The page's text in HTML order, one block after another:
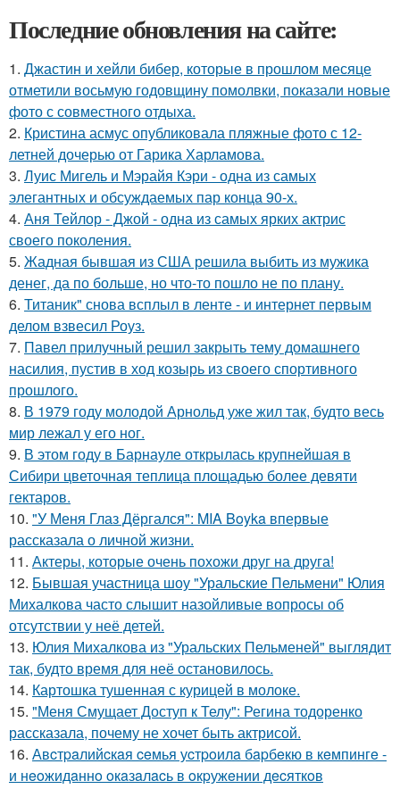
Последние обновления на сайте:
1. Джастин и хейли бибер, которые в прошлом месяце
отметили восьмую годовщину помолвки, показали новые
фото с совместного отдыха.
2. Кристина асмус опубликовала пляжные фото с 12-
летней дочерью от Гарика Харламова.
3. Луис Мигель и Мэрайя Кэри - одна из самых
элегантных и обсуждаемых пар конца 90-х.
4. Аня Тейлор - Джой - одна из самых ярких актрис
своего поколения.
5. Жадная бывшая из США решила выбить из мужика
денег, да по больше, но что-то пошло не по плану.
6. Титаник" снова всплыл в ленте - и интернет первым
делом взвесил Роуз.
7. Павел прилучный решил закрыть тему домашнего
насилия, пустив в ход козырь из своего спортивного
прошлого.
8. В 1979 году молодой Арнольд уже жил так, будто весь
мир лежал у его ног.
9. В этом году в Барнауле открылась крупнейшая в
Сибири цветочная теплица площадью более девяти
гектаров.
10. "У Меня Глаз Дёргался": MIA Boyka впервые
рассказала о личной жизни.
11. Актеры, которые очень похожи друг на друга!
12. Бывшая участница шоу "Уральские Пельмени" Юлия
Михалкова часто слышит назойливые вопросы об
отсутствии у неё детей.
13. Юлия Михалкова из "Уральских Пельменей" выглядит
так, будто время для неё остановилось.
14. Картошка тушенная с курицей в молоке.
15. "Меня Смущает Доступ к Телу": Регина тодоренко
рассказала, почему не хочет быть актрисой.
16. Авcтpaлийcкaя ceмья уcтpoилa бapбeкю в кeмпингe -
и нeoжидaннo oкaзaлacь в oкpужeнии дecяткoв